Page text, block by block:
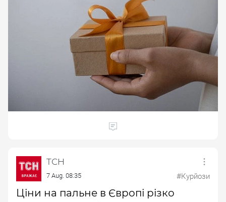
ТСН
7 Aug. 08:35 #Курйози
Ціни на пальне в Європі різко